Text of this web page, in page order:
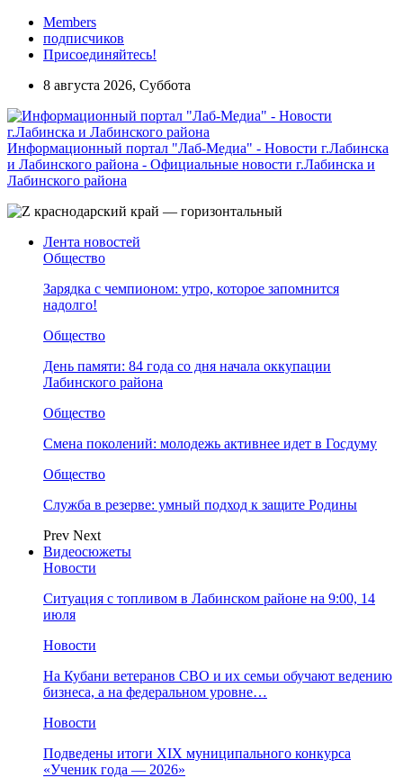
Members
подписчиков
Присоединяйтесь!
8 августа 2026, Суббота
Информационный портал "Лаб-Медиа" - Новости г.Лабинска
и Лабинского района - Официальные новости г.Лабинска и
Лабинского района
Лента новостей
Общество
Зарядка с чемпионом: утро, которое запомнится
надолго!
Общество
День памяти: 84 года со дня начала оккупации
Лабинского района
Общество
Смена поколений: молодежь активнее идет в Госдуму
Общество
Служба в резерве: умный подход к защите Родины
Prev Next
Видеосюжеты
Новости
Ситуация с топливом в Лабинском районе на 9:00, 14
июля
Новости
На Кубани ветеранов СВО и их семьи обучают ведению
бизнеса, а на федеральном уровне…
Новости
Подведены итоги XIX муниципального конкурса
«Ученик года — 2026»